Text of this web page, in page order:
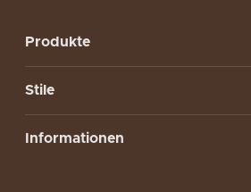
Produkte
Stile
Informationen